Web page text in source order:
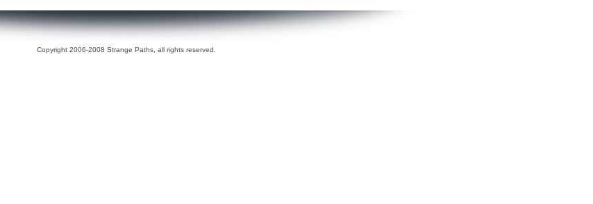
Copyright 2006-2008 Strange Paths, all rights reserved.